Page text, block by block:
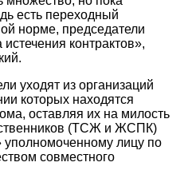
есть переходный
норме, председатели
контрактов»,
уходят из организаций
которых находятся
оставляя их на милость
(ТСЖ и ЖСПК)
уполномоченному лицу по
совместного